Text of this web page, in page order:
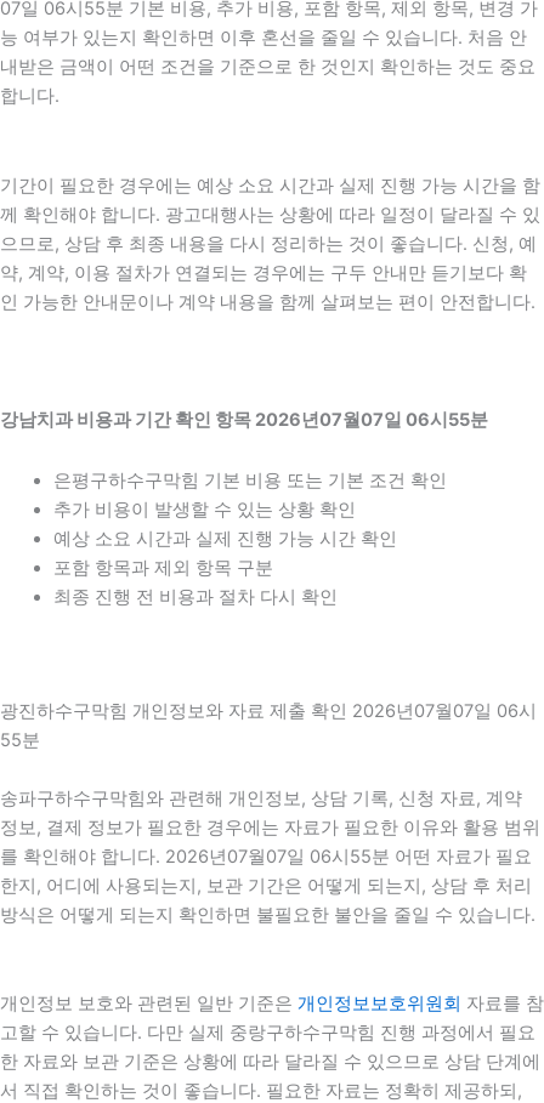
07일 06시55분 기본 비용, 추가 비용, 포함 항목, 제외 항목, 변경 가
능 여부가 있는지 확인하면 이후 혼선을 줄일 수 있습니다. 처음 안
내받은 금액이 어떤 조건을 기준으로 한 것인지 확인하는 것도 중요
합니다.
기간이 필요한 경우에는 예상 소요 시간과 실제 진행 가능 시간을 함
께 확인해야 합니다. 광고대행사는 상황에 따라 일정이 달라질 수 있
으므로, 상담 후 최종 내용을 다시 정리하는 것이 좋습니다. 신청, 예
약, 계약, 이용 절차가 연결되는 경우에는 구두 안내만 듣기보다 확
인 가능한 안내문이나 계약 내용을 함께 살펴보는 편이 안전합니다.
강남치과 비용과 기간 확인 항목 2026년07월07일 06시55분
은평구하수구막힘 기본 비용 또는 기본 조건 확인
추가 비용이 발생할 수 있는 상황 확인
예상 소요 시간과 실제 진행 가능 시간 확인
포함 항목과 제외 항목 구분
최종 진행 전 비용과 절차 다시 확인
광진하수구막힘 개인정보와 자료 제출 확인 2026년07월07일 06시
55분
송파구하수구막힘와 관련해 개인정보, 상담 기록, 신청 자료, 계약
정보, 결제 정보가 필요한 경우에는 자료가 필요한 이유와 활용 범위
를 확인해야 합니다. 2026년07월07일 06시55분 어떤 자료가 필요
한지, 어디에 사용되는지, 보관 기간은 어떻게 되는지, 상담 후 처리
방식은 어떻게 되는지 확인하면 불필요한 불안을 줄일 수 있습니다.
개인정보 보호와 관련된 일반 기준은 개인정보보호위원회 자료를 참
고할 수 있습니다. 다만 실제 중랑구하수구막힘 진행 과정에서 필요
한 자료와 보관 기준은 상황에 따라 달라질 수 있으므로 상담 단계에
서 직접 확인하는 것이 좋습니다. 필요한 자료는 정확히 제공하되,